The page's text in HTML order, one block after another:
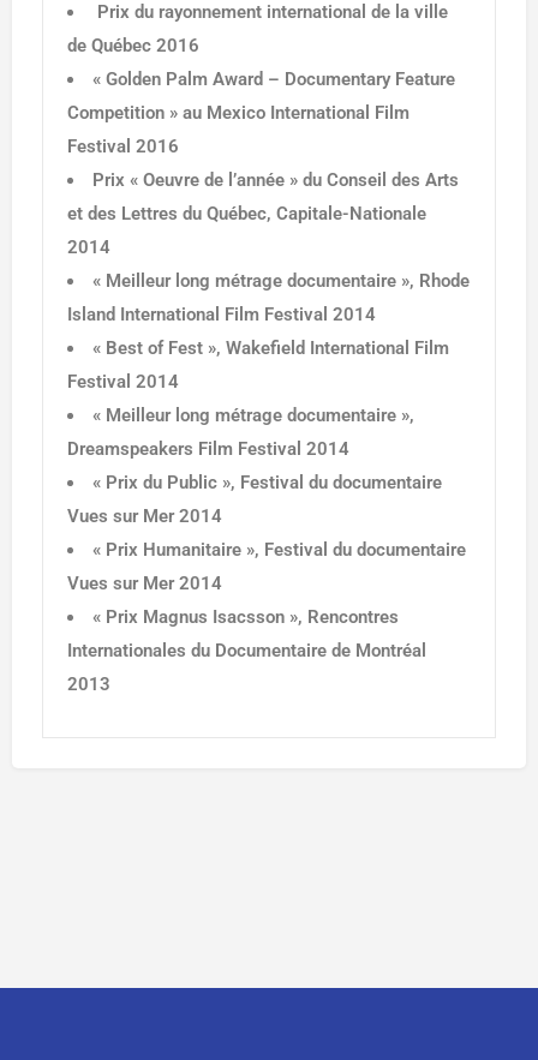
Prix du rayonnement international de la ville
de Québec 2016
« Golden Palm Award – Documentary Feature
Competition » au Mexico International Film
Festival 2016
Prix « Oeuvre de l’année » du Conseil des Arts
et des Lettres du Québec, Capitale-Nationale
2014
« Meilleur long métrage documentaire », Rhode
Island International Film Festival 2014
« Best of Fest », Wakefield International Film
Festival 2014
« Meilleur long métrage documentaire »,
Dreamspeakers Film Festival 2014
« Prix du Public », Festival du documentaire
Vues sur Mer 2014
« Prix Humanitaire », Festival du documentaire
Vues sur Mer 2014
« Prix Magnus Isacsson », Rencontres
Internationales du Documentaire de Montréal
2013